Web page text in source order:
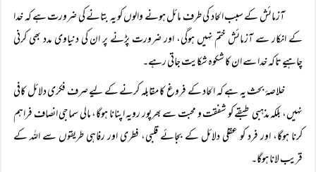
آزمائش کے سبب الحاد کی طرف مائل ہونے والوں کو یہ بتانے کی ضرورت ہے کہ خدا
کے انکار سے آزمائش ختم نہیں ہوگی، اور ضرورت پڑنے پر ان کی دنیاوی مدد بھی کرنی
چاہیے تاکہ خدا سے ان کا شکوہ شکایت جاتی رہے۔
خلاصۂ بحث یہ ہے کہ الحاد کے فروغ کا مقابلہ کرنے کے لیے صرف فکری دلائل کافی
نہیں، بلکہ مذہبی طبقے کو شفقت و محبت سے بھرپور رویہ اپنانا ہوگا، مالی سماجی انصاف فراہم
کرنا ہوگا، اور فرد کو عقلی دلائل کے بجائے قلبی، فطری اور رفاہی طریقوں سے اللہ کے
قریب لانا ہوگا۔